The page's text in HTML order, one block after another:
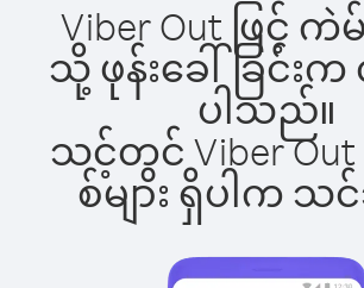
Viber Out ဖြင့် ကဲ
သို့ ဖုန်းခေါ်ခြင်
ပါသည်။
သင့်တွင် Viber
စ်များ ရှိပါက